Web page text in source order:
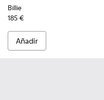
Billie
185 €
Añadir